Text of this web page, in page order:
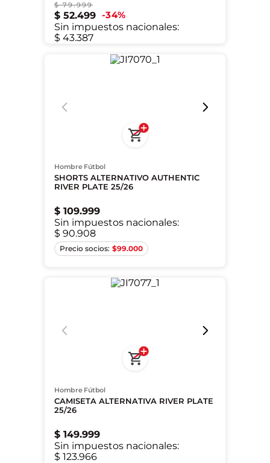
$ 79.999
$ 52.499 34%
Sin impuestos nacionales:
$ 43.387
XS M
Hombre Fútbol
SHORTS ALTERNATIVO AUTHENTIC
RIVER PLATE 25/26
$ 109.999
Sin impuestos nacionales:
$ 90.908
$99.000
XS
Hombre Fútbol
CAMISETA ALTERNATIVA RIVER PLATE
25/26
$ 149.999
Sin impuestos nacionales:
$ 123.966